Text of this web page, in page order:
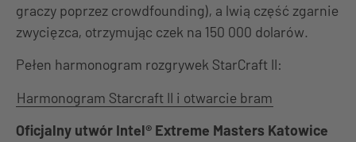
graczy poprzez crowdfounding), a lwią część zgarnie
zwycięzca, otrzymując czek na 150 000 dolarów.
Pełen harmonogram rozgrywek StarCraft II:
Harmonogram Starcraft II i otwarcie bram
Oficjalny utwór Intel® Extreme Masters Katowice